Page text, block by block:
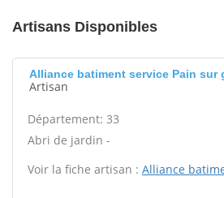
Artisans Disponibles
Alliance batiment service Pain sur
Artisan
Département: 33
Abri de jardin -
Voir la fiche artisan : Alliance